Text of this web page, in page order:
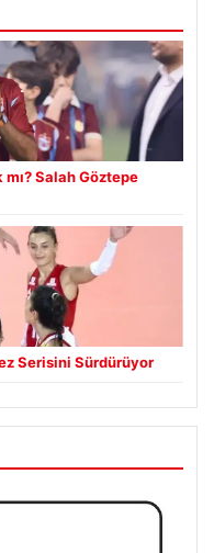
Salah Göztepe
Serisini Sürdürüyor